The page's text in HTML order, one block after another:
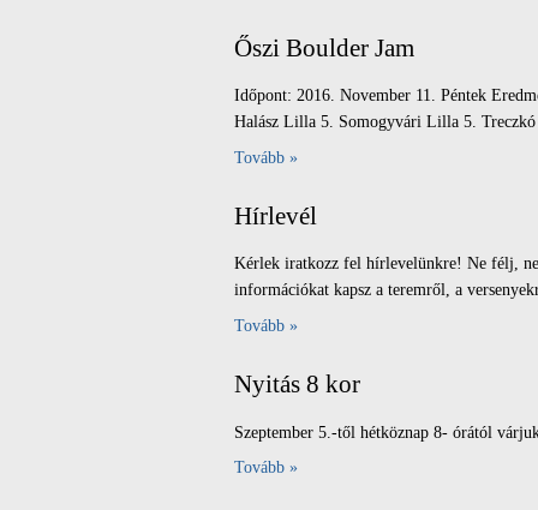
Őszi Boulder Jam
Időpont: 2016. November 11. Péntek
Halász Lilla 5. Somogyvári Lilla 5.
Tovább »
Hírlevél
Kérlek iratkozz fel hírlevelünkre! Ne félj,
információkat kapsz a teremről, a
Tovább »
Nyitás 8 kor
Szeptember 5.-től hétköznap 8- órától
Tovább »